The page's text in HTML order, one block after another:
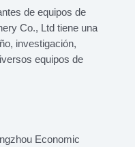
de equipos de
Co., Ltd tiene una
investigación,
equipos de
Economic